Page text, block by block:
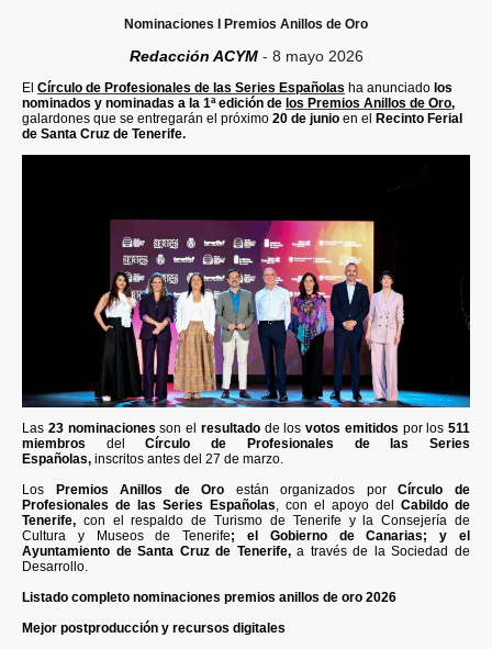
Nominaciones I Premios Anillos de Oro
Redacción ACYM - 8 mayo 2026
El Círculo de Profesionales de las Series Españolas ha anunciado los
nominados y nominadas a la 1ª edición de los Premios Anillos de Oro,
galardones que se entregarán el próximo 20 de junio en el
Recinto Ferial
de Santa Cruz de Tenerife.
Las 23 nominaciones son el resultado de los votos emitidos por los 511
miembros del Círculo de Profesionales de las Series
Españolas, inscritos antes del 27 de marzo.
Los Premios Anillos de Oro están organizados porCírculo de
Profesionales de las Series Españolas , con el apoyo del Cabildo de
Tenerife, con el respaldo de Turismo de Tenerife y la Consejería de
Cultura y Museos de Tenerife; el Gobierno de Canarias; y el
Ayuntamiento de Santa Cruz de Tenerife,a través de la Sociedad de
Desarrollo.
Listado completo nominaciones premios anillos de oro 2026
Mejor postproducción y recursos digitales